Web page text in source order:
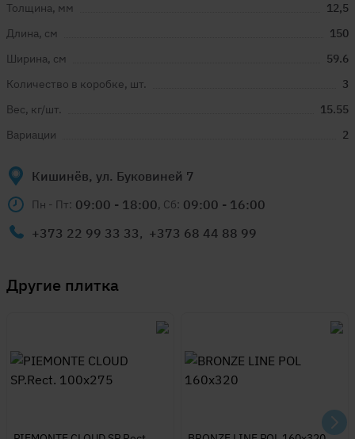
Толщина, мм
12,5
Длина, см
150
Ширина, см
59.6
Количество в коробке, шт.
3
Вес, кг/шт.
15.55
Вариации
2
Кишинёв, ул. Буковиней 7
Пн - Пт: 09:00 - 18:00, Сб: 09:00 - 16:00
+373 22 99 33 33, +373 68 44 88 99
Другие плитка